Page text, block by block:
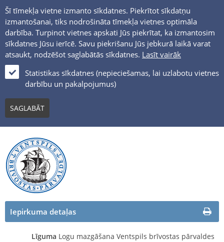
Šī tīmekļa vietne izmanto sīkdatnes. Piekrītot sīkdatņu
izmantošanai, tiks nodrošināta tīmekļa vietnes optimāla
darbība. Turpinot vietnes apskati Jūs piekrītat, ka izmantosim
sīkdatnes Jūsu ierīcē. Savu piekrišanu Jūs jebkurā laikā varat
atsaukt, nodzēšot saglabātās sīkdatnes. Lasīt vairāk
Statistikas sīkdatnes (nepieciešamas, lai uzlabotu vietnes
darbību un pakalpojumus)
SAGLABĀT
PUBLISKIE IEPIRKUMI
Iepirkuma detaļas
Līguma Logu mazgāšana Ventspils brīvostas pārvaldes